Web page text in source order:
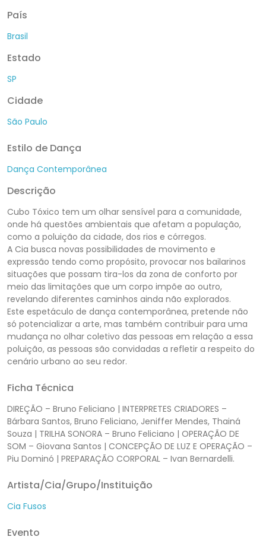
País
Brasil
Estado
SP
Cidade
São Paulo
Estilo de Dança
Dança Contemporânea
Descrição
Cubo Tóxico tem um olhar sensível para a comunidade,
onde há questões ambientais que afetam a população,
como a poluição da cidade, dos rios e córregos.
A Cia busca novas possibilidades de movimento e
expressão tendo como propósito, provocar nos bailarinos
situações que possam tira-los da zona de conforto por
meio das limitações que um corpo impõe ao outro,
revelando diferentes caminhos ainda não explorados.
Este espetáculo de dança contemporânea, pretende não
só potencializar a arte, mas também contribuir para uma
mudança no olhar coletivo das pessoas em relação a essa
poluição, as pessoas são convidadas a refletir a respeito do
cenário urbano ao seu redor.
Ficha Técnica
DIREÇÃO – Bruno Feliciano | INTERPRETES CRIADORES –
Bárbara Santos, Bruno Feliciano, Jeniffer Mendes, Thainá
Souza | TRILHA SONORA – Bruno Feliciano | OPERAÇÃO DE
SOM – Giovana Santos | CONCEPÇÃO DE LUZ E OPERAÇÃO –
Piu Dominó | PREPARAÇÃO CORPORAL – Ivan Bernardelli.
Artista/Cia/Grupo/Instituição
Cia Fusos
Evento